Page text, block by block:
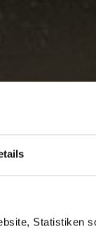
Statistiken